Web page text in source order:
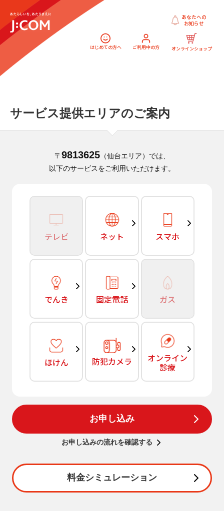
はじめての方へ ご利用中の方 オンラインショップ
あなたへの
お知らせ
サービス提供エリアのご案内
〒 9813625（仙台エリア）では、
以下のサービスをご利用いただけます。
テレビ ネット スマホ
でんき 固定電話 ガス
ほけん 防犯カメラ オンライン
診療
お申し込み
お申し込みの流れを確認する
料金シミュレーション